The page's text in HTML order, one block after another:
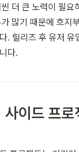
더 큰 노력이 필요
많기 때문에 흐지
. 릴리즈 후 유저 유
다.
사이드 프로